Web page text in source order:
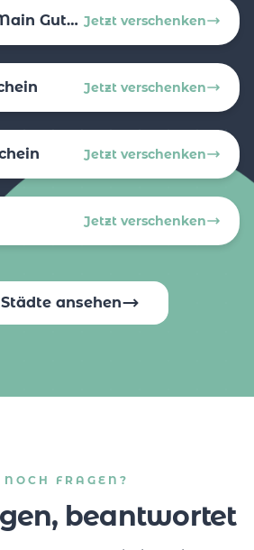
Frankfurt Am Main Gutschein Jetzt verschenken
Jetzt verschenken
Jetzt verschenken
Jetzt verschenken
ansehen
NOCH FRAGEN?
beantwortet